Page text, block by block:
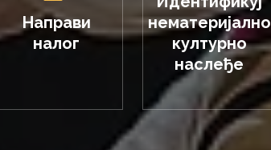
Направи
налог
нематеријално
културно
наслеђе